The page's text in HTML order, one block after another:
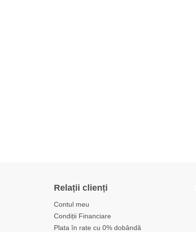
Relații clienți
Contul meu
Condiții Financiare
Plata în rate cu 0% dobândă